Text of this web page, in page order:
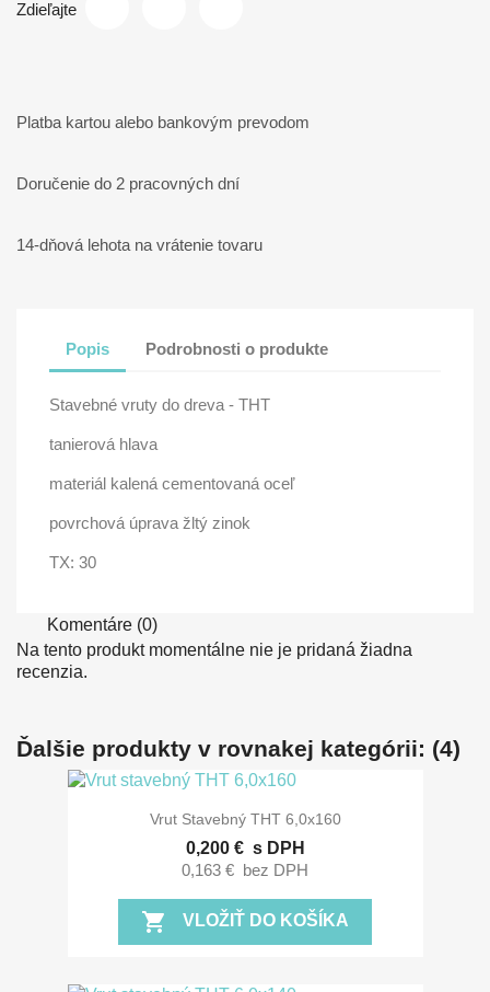
Zdieľajte
Platba kartou alebo bankovým prevodom
Doručenie do 2 pracovných dní
14-dňová lehota na vrátenie tovaru
Popis Podrobnosti o produkte
Stavebné vruty do dreva - THT
tanierová hlava
materiál kalená cementovaná oceľ
povrchová úprava žltý zinok
TX: 30
Komentáre (0)
Na tento produkt momentálne nie je pridaná žiadna
recenzia.
Ďalšie produkty v rovnakej kategórii: (4)
Vrut Stavebný THT 6,0x160
0,200 € s DPH
0,163 € bez DPH
shopping_cart VLOŽIŤ DO KOŠÍKA